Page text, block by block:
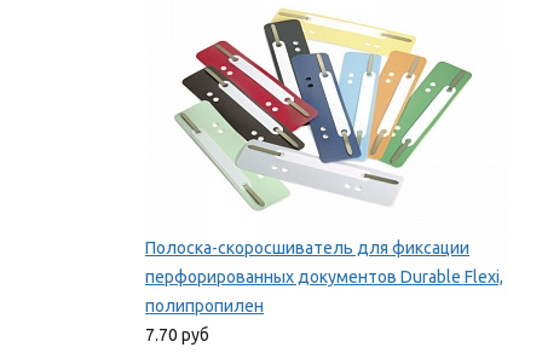
Полоска-скоросшиватель для фиксации
перфорированных документов Durable Flexi,
полипропилен
7.70 руб